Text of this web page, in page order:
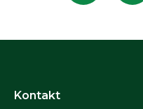
Kontakt